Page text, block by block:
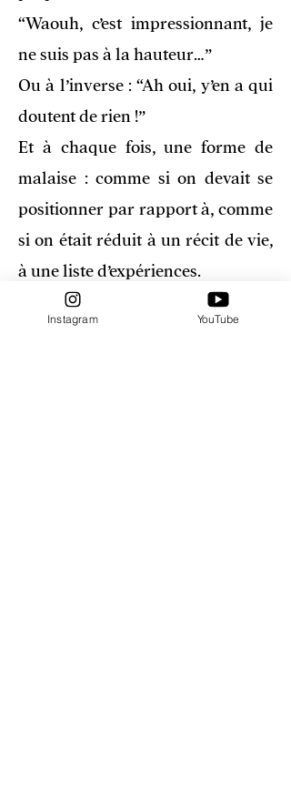
“Waouh, c’est impressionnant, je
ne suis pas à la hauteur…”
Ou à l’inverse : “Ah oui, y’en a qui
doutent de rien !”
Et à chaque fois, une forme de
malaise : comme si on devait se
positionner par rapport à, comme
si on était réduit à un récit de vie,
à une liste d’expériences.
Mais nous sommes tellement plus
que nos histoires.
Instagram YouTube